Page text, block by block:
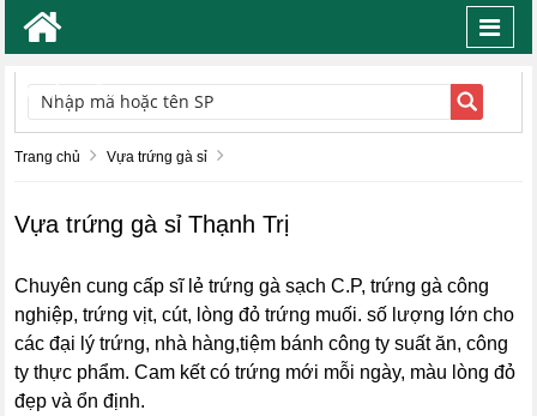
TÌM KIẾM
Trang chủ Vựa trứng gà sỉ
Vựa trứng gà sỉ Thạnh Trị
Chuyên cung cấp sĩ lẻ trứng gà sạch C.P, trứng gà công
nghiệp, trứng vịt, cút, lòng đỏ trứng muối. số lượng lớn cho
các đại lý trứng, nhà hàng,tiệm bánh công ty suất ăn, công
ty thực phẩm. Cam kết có trứng mới mỗi ngày, màu lòng đỏ
đẹp và ổn định.